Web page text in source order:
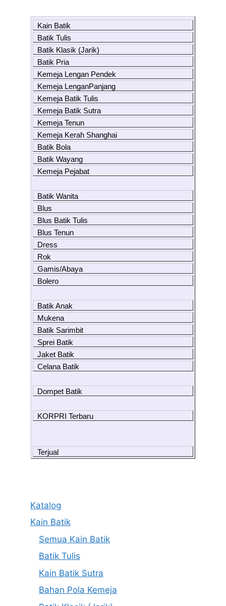
Kain Batik
Batik Tulis
Batik Klasik (Jarik)
Batik Pria
Kemeja Lengan Pendek
Kemeja LenganPanjang
Kemeja Batik Tulis
Kemeja Batik Sutra
Kemeja Tenun
Kemeja Kerah Shanghai
Batik Bola
Batik Wayang
Kemeja Pejabat
Batik Wanita
Blus
Blus Batik Tulis
Blus Tenun
Dress
Rok
Gamis/Abaya
Bolero
Batik Anak
Mukena
Batik Sarimbit
Sprei Batik
Jaket Batik
Celana Batik
Dompet Batik
KORPRI Terbaru
Terjual
Katalog
Kain Batik
Semua Kain Batik
Batik Tulis
Kain Batik Sutra
Bahan Pola Kemeja